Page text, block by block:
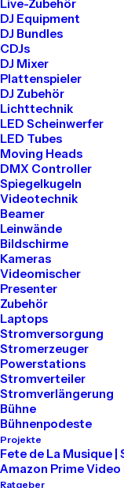
Live-Zubehör
DJ Equipment
DJ Bundles
CDJs
DJ Mixer
Plattenspieler
DJ Zubehör
Lichttechnik
LED Scheinwerfer
LED Tubes
Moving Heads
DMX Controller
Spiegelkugeln
Videotechnik
Beamer
Leinwände
Bildschirme
Kameras
Videomischer
Presenter
Zubehör
Laptops
Stromversorgung
Stromerzeuger
Powerstations
Stromverteiler
Stromverlängerung
Bühne
Bühnenpodeste
Projekte
Fete de La Musique |
Amazon Prime
Ratgeber
Get in touch
Tel: 030 2000 5441
Mail: info@akari-
Unser
Akari Events
12013 Berlin
Mieten